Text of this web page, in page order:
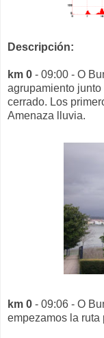
Descripción:
km 0 - 09:00 - O
agrupamiento
cerrado. Los
Amenaza lluvia.
km 0 - 09:06 - O
empezamos la ruta